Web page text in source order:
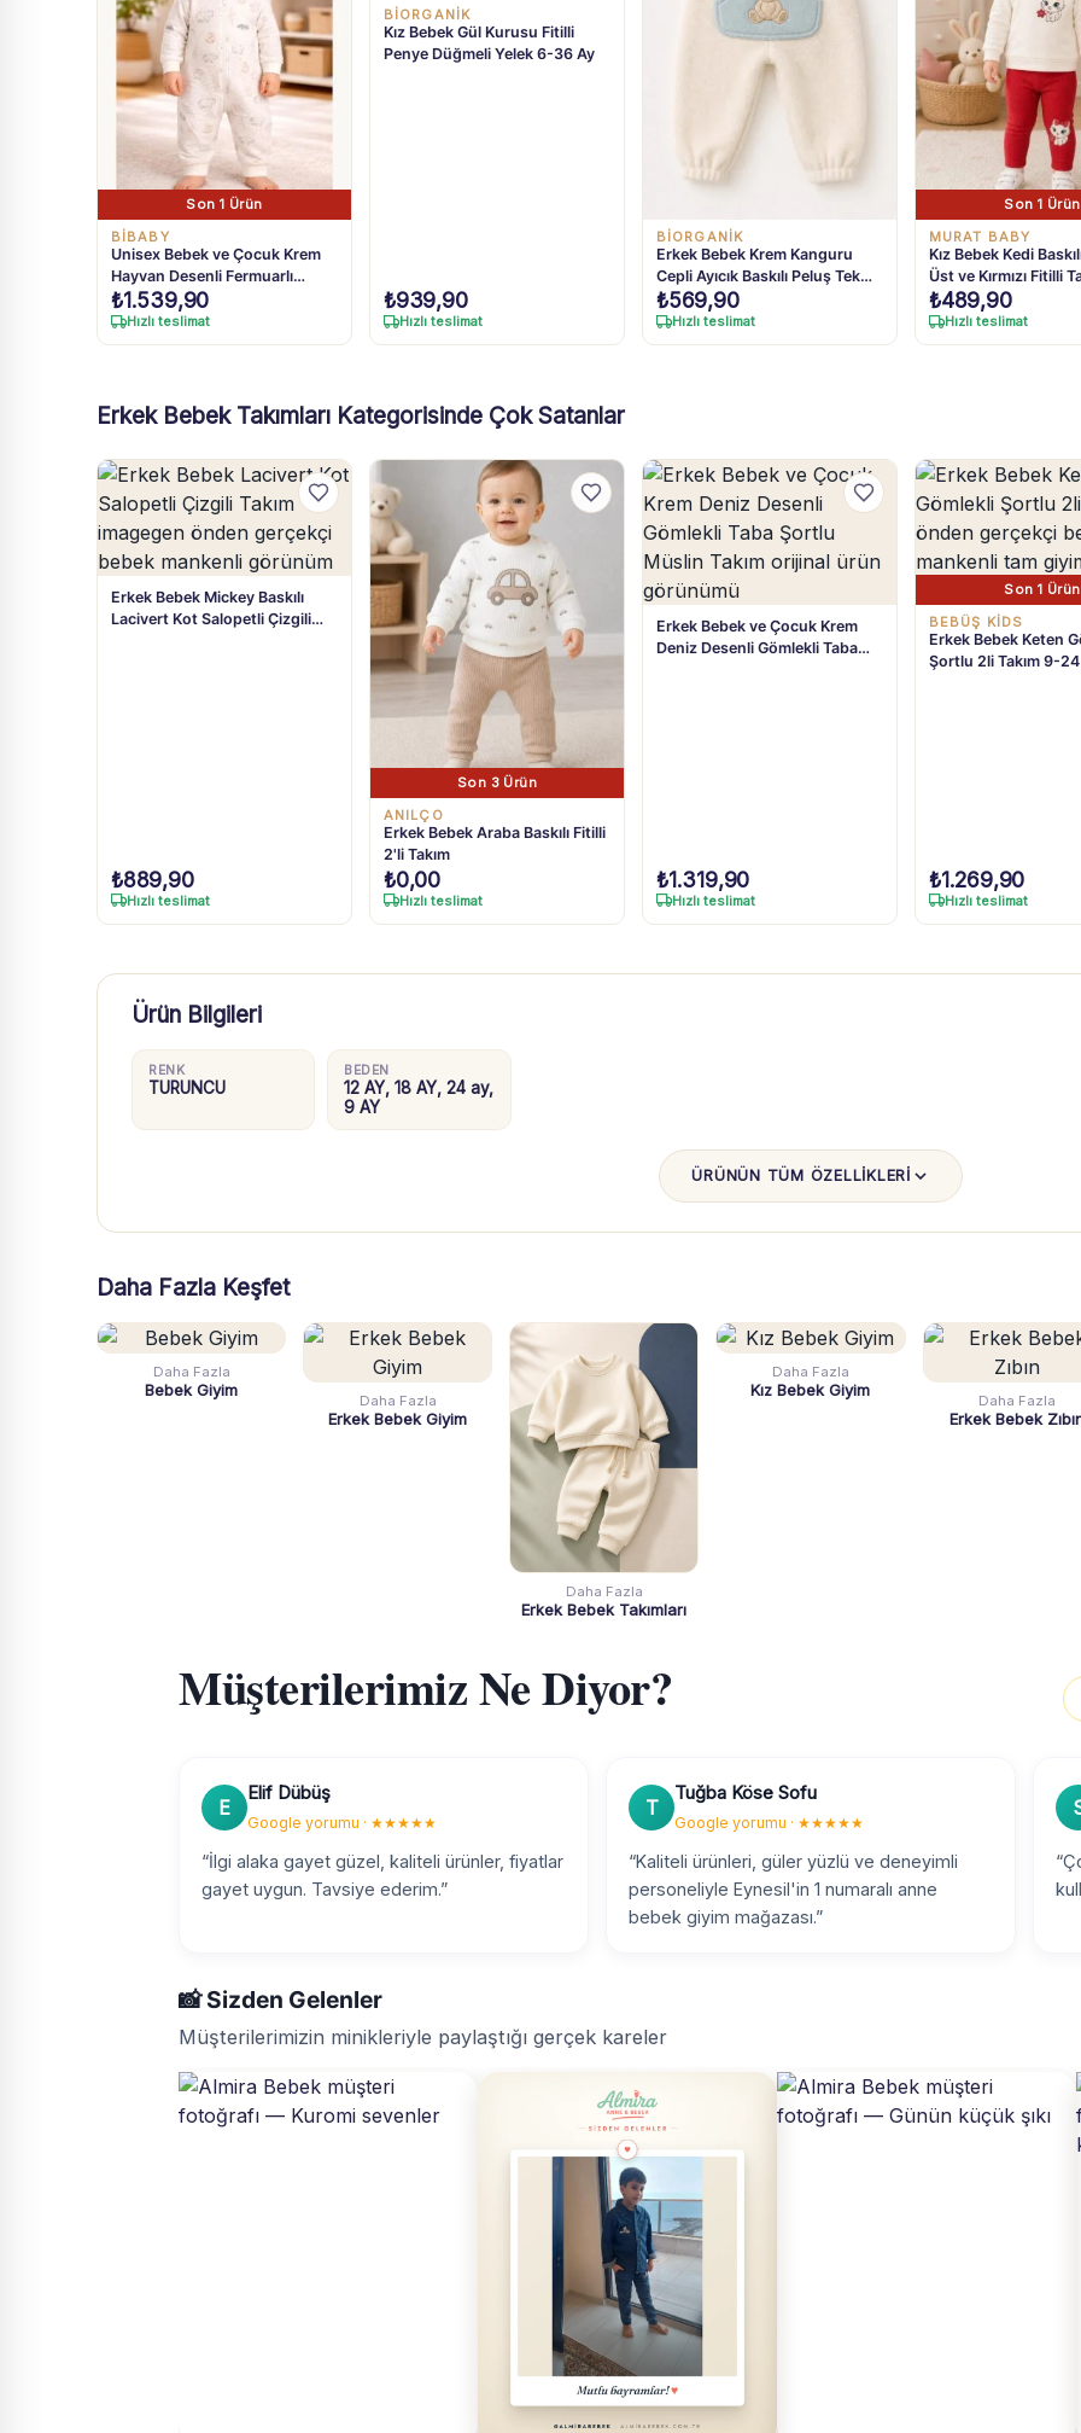
Son 1 Ürün
BIBABY
Unisex Bebek ve Çocuk Krem
Hayvan Desenli Fermuarlı
Organik Pamuklu Uyku Tulumu
12 Ay-4 Yaş
₺1.539,90
Hızlı teslimat
BIORGANIK
Kız Bebek Gül Kurusu Fitilli
Penye Düğmeli Yelek 6-36 Ay
₺939,90
Hızlı teslimat
BIORGANIK
Erkek Bebek Krem Kanguru
Cepli Ayıcık Baskılı Peluş Tek
Alt Pantolon 3-24 Ay
₺569,90
Hızlı teslimat
Son 1 Ürün
MURAT BABY
Kız Bebek Kedi
Üst ve Kırmızı Fitilli
6-24 Ay
₺489,90
Hızlı teslimat
Erkek Bebek Takımları Kategorisinde Çok Satanlar
Erkek Bebek Mickey Baskılı
Lacivert Kot Salopetli Çizgili
₺889,90
Hızlı teslimat
Son 3 Ürün
ANILÇO
Erkek Bebek Araba Baskılı Fitilli
2'li Takım
₺0,00
Hızlı teslimat
Erkek Bebek ve Çocuk Krem
Deniz Desenli Gömlekli Taba
₺1.319,90
Hızlı teslimat
Son 1 Ürün
BEBÜŞ KIDS
Erkek Bebek Keten
Şortlu 2li Takım 9-
₺1.269,90
Hızlı teslimat
Ürün Bilgileri
RENK
TURUNCU
BEDEN
12 AY, 18 AY, 24 ay,
9 AY
ÜRÜNÜN TÜM ÖZELLİKLERİ
Daha Fazla Keşfet
Daha Fazla
Bebek Giyim
Daha Fazla
Erkek Bebek Giyim
Daha Fazla
Erkek Bebek Takımları
Daha Fazla
Kız Bebek Giyim
Daha Fazla
Erkek Bebek
Müşterilerimiz Ne Diyor?
E
Elif Dübüş
Google yorumu · ★★★★★
“İlgi alaka gayet güzel, kaliteli ürünler, fiyatlar
gayet uygun. Tavsiye ederim.”
T
Tuğba Köse Sofu
Google yorumu · ★★★★★
“Kaliteli ürünleri, güler yüzlü ve deneyimli
personeliyle Eynesil'in 1 numaralı anne
bebek giyim mağazası.”
📸 Sizden Gelenler
Müşterilerimizin minikleriyle paylaştığı gerçek kareler